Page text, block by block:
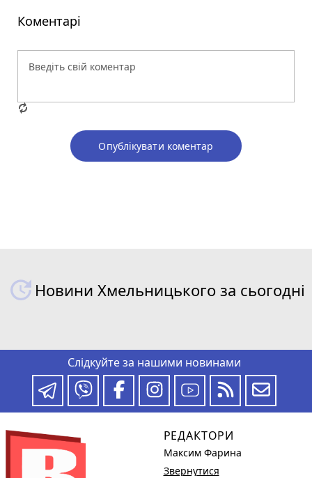
Коментарі
Опублікувати коментар
Новини Хмельницького за сьогодні
Слідкуйте за нашими новинами
РЕДАКТОРИ
Максим Фарина
Звернутися